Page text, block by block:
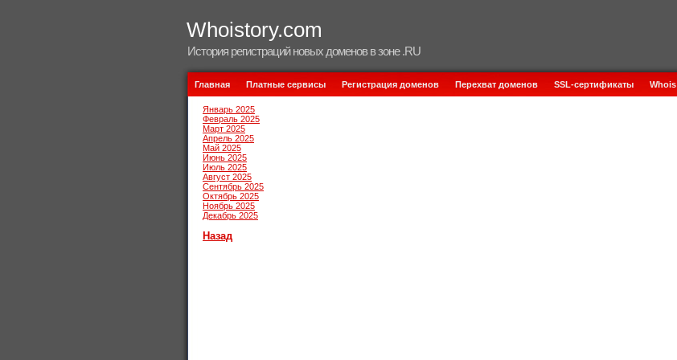
Whoistory.com
История регистраций новых доменов в зоне .RU
Главная Платные сервисы Регистрация доменов Перехват доменов SSL-сертификаты Whois
Январь 2025
Февраль 2025
Март 2025
Апрель 2025
Май 2025
Июнь 2025
Июль 2025
Август 2025
Сентябрь 2025
Октябрь 2025
Ноябрь 2025
Декабрь 2025
Назад